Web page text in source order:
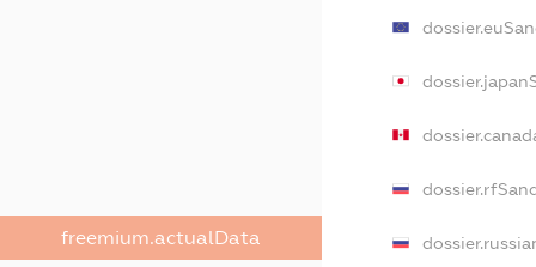
freemium.actualData